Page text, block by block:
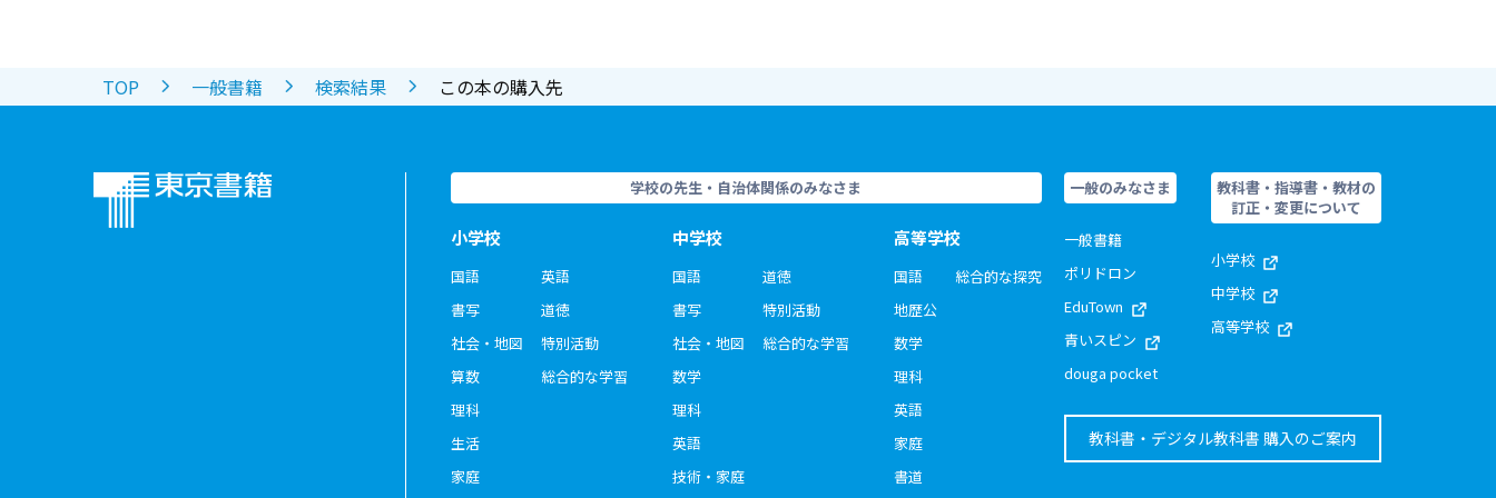
TOP 一般書籍 検索結果 この本の購入先
学校の先生・自治体関係のみなさま
小学校
国語
書写
社会・地図
算数
理科
生活
家庭
英語
道徳
特別活動
総合的な学習
中学校
国語
書写
社会・地図
数学
理科
英語
技術・家庭
道徳
特別活動
総合的な学習
高等学校
国語
地歴公
数学
理科
英語
家庭
書道
総合的な探究
一般のみなさま
一般書籍
ポリドロン
EduTown
青いスピン
douga pocket
教科書・指導書・教材の
訂正・変更について
小学校
中学校
高等学校
教科書・デジタル教科書 購入のご案内